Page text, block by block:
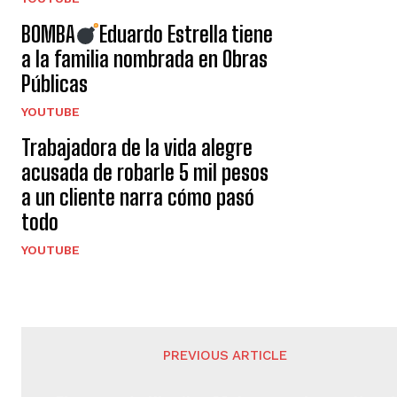
BOMBA
Eduardo Estrella tiene
a la familia nombrada en Obras
Públicas
YOUTUBE
Trabajadora de la vida alegre
acusada de robarle 5 mil pesos
a un cliente narra cómo pasó
todo
YOUTUBE
PREVIOUS ARTICLE